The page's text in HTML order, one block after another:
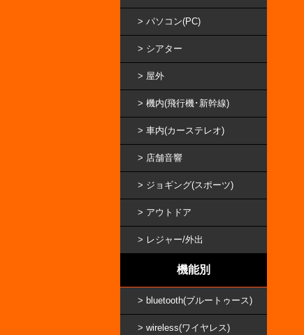
パソコン(PC)
シアター
屋外
機内(飛行機･新幹線)
車内(カーステレオ)
店舗音響
ジョギング(スポーツ)
アウトドア
レジャー/外出
機能別
bluetooth(ブルートゥース)
wireless(ワイヤレス)